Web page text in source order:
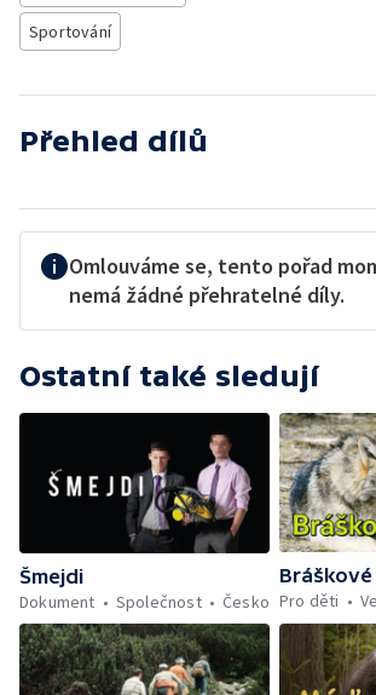
Sportování
Přehled dílů
Omlouváme se, tento pořad
nemá žádné přehratelné díly.
Ostatní také sledují
Šmejdi
Dokument
Společnost Česko
Bráškové
Pro děti